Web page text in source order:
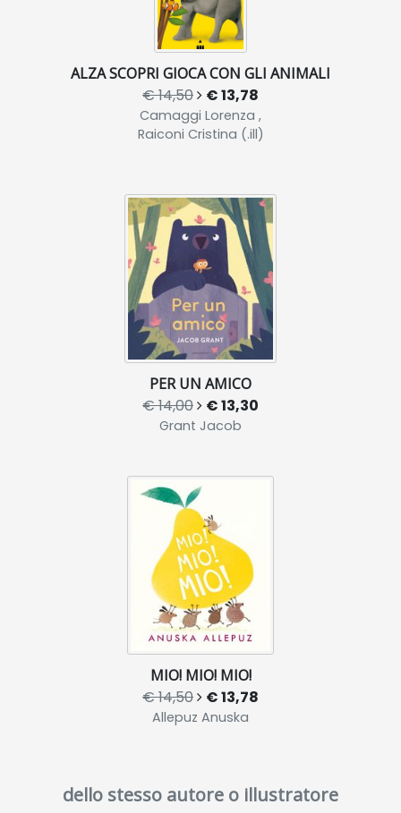
ALZA SCOPRI GIOCA CON GLI ANIMALI
€ 14,50 € 13,78
Camaggi Lorenza ,
Raiconi Cristina (.ill)
PER UN AMICO
€ 14,00 € 13,30
Grant Jacob
MIO! MIO! MIO!
€ 14,50 € 13,78
Allepuz Anuska
dello stesso autore o illustratore